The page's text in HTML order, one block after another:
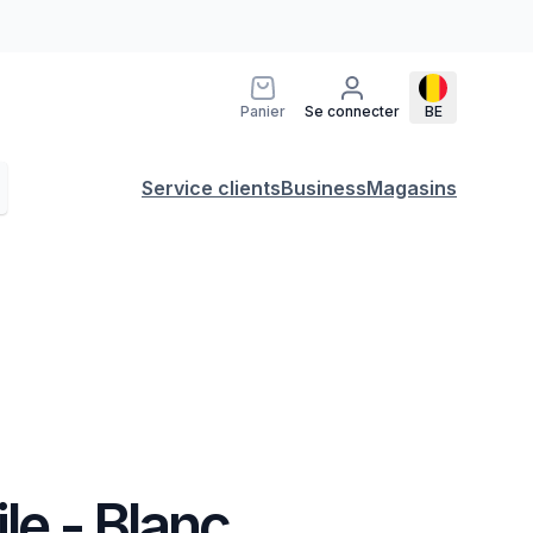
Panier Se connecter BE
Service clientsBusinessMagasins